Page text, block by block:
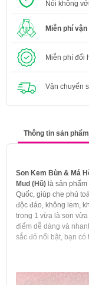
Nói không
Miễn phí
Miễn phí đổi
Vận chuyển
Thông tin sản phẩm
Son Kem Bùn & Má
Mud (Hũ) là sản phẩm
Quốc, giúp che phủ
độc đáo, không lem,
trong 1 vừa là son
điểm dễ dàng và
sắc đỏ nổi bật, bạn có